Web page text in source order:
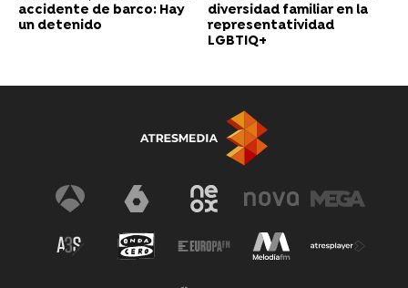
accidente de barco: Hay
un detenido
diversidad familiar en la
representatividad
LGBTIQ+